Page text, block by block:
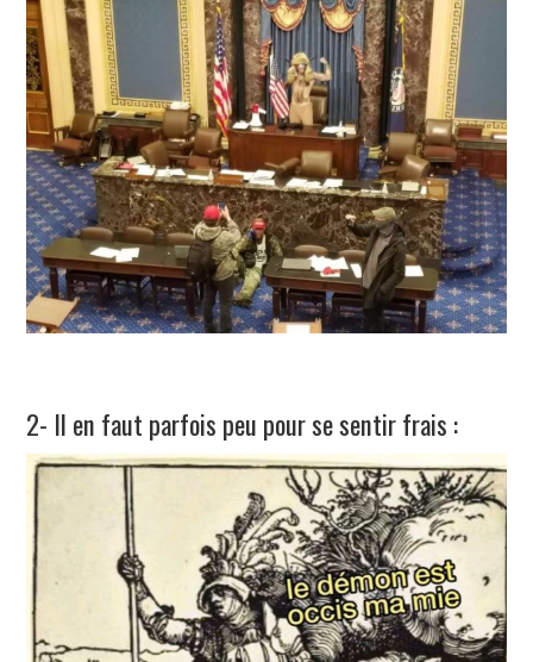
2- Il en faut parfois peu pour se sentir frais :